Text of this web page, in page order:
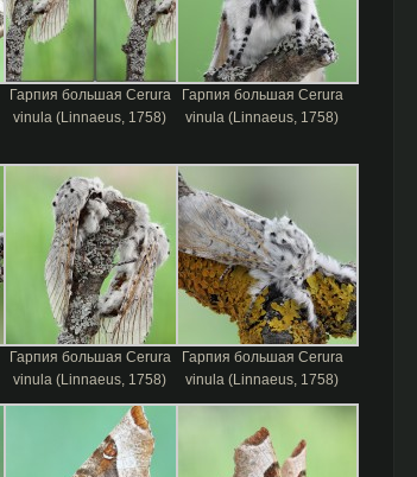
Гарпия большая Cerura
vinula (Linnaeus, 1758)
Гарпия большая Cerura
vinula (Linnaeus, 1758)
Гарпия большая Cerura
vinula (Linnaeus, 1758)
Гарпия большая Cerura
vinula (Linnaeus, 1758)